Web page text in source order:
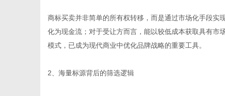
商标买卖并非简单的所有权转移，而是通过市场化手段实
化为现金流；对于受让方而言，能以较低成本获取具有市
模式，已成为现代商业中优化品牌战略的重要工具。
2、海量标源背后的筛选逻辑